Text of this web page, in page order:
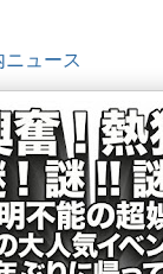
ニュース